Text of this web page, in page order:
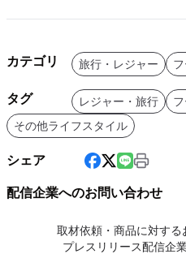
カテゴリ 旅行・レジャー
タグ レジャー・旅行
その他ライフスタイル
シェア
配信企業へのお問い合わせ
取材依頼・商品に対する
プレスリリース配信企